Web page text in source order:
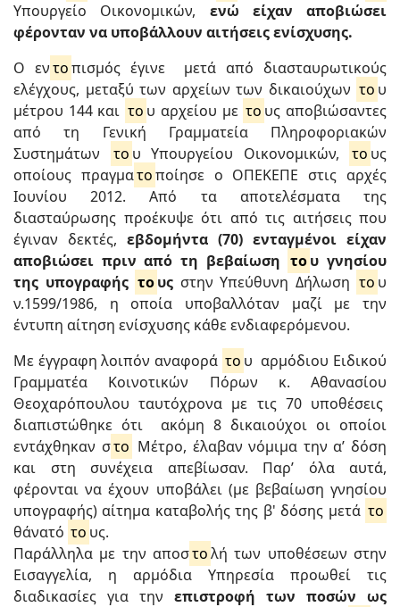
Υπουργείο Οικονομικών, ενώ είχαν αποβιώσει
φέρονταν να υποβάλλουν αιτήσεις ενίσχυσης.
Ο εντοπισμός έγινε μετά από διασταυρωτικούς
ελέγχους, μεταξύ των αρχείων των δικαιούχων το υ
μέτρου 144 και το υ αρχείου με το υς αποβιώσαντες
από τη Γενική Γραμματεία Πληροφοριακών
Συστημάτων
το υ Υπουργείου Οικονομικών, το υς
οποίους πραγματοποίησε ο ΟΠΕΚΕΠΕ στις αρχές
Ιουνίου 2012. Από τα αποτελέσματα της
διασταύρωσης προέκυψε ότι από τις αιτήσεις που
έγιναν δεκτές, εβδομήντα (70) ενταγμένοι είχαν
αποβιώσει πριν από τη βεβαίωση του γνησίου
της υπογραφής τους στην Υπεύθυνη Δήλωση το υ
ν.1599/1986, η οποία υποβαλλόταν μαζί με την
έντυπη αίτηση ενίσχυσης κάθε ενδιαφερόμενου.
Με έγγραφη λοιπόν αναφορά το υ αρμόδιου Ειδικού
Γραμματέα Κοινοτικών Πόρων κ. Αθανασίου
Θεοχαρόπουλου ταυτόχρονα με τις 70 υποθέσεις
διαπιστώθηκε ότι ακόμη 8 δικαιούχοι οι οποίοι
εντάχθηκαν στο Μέτρο, έλαβαν νόμιμα την α’ δόση
και στη συνέχεια απεβίωσαν. Παρ’ όλα αυτά,
φέρονται να έχουν υποβάλει (με βεβαίωση γνησίου
υπογραφής) αίτημα καταβολής της β' δόσης μετά το
θάνατό το υς.
Παράλληλα με την αποστολή των υποθέσεων στην
Εισαγγελία, η αρμόδια Υπηρεσία προωθεί τις
διαδικασίες για την επιστροφή των ποσών ως